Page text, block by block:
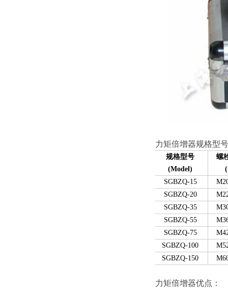
力矩倍增器规格型
规格型号
(Model)
螺
SGBZQ-15
SGBZQ-20
SGBZQ-35
SGBZQ-55
SGBZQ-75
SGBZQ-100
SGBZQ-150
力矩倍增器优点：